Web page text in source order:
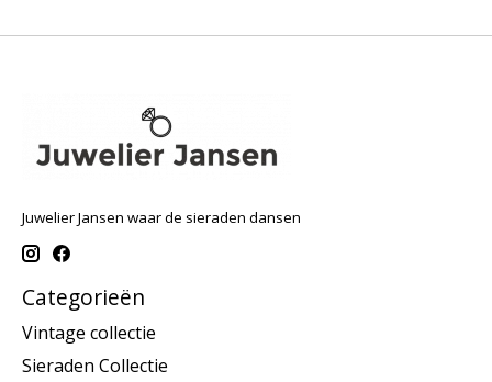
Juwelier Jansen waar de sieraden dansen
Categorieën
Vintage collectie
Sieraden Collectie